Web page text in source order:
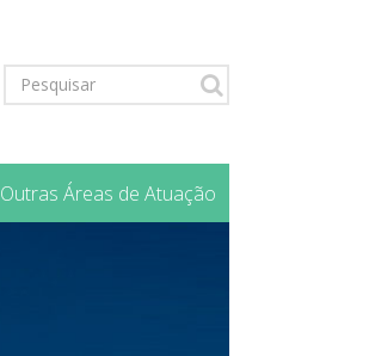
Outras Áreas de Atuação